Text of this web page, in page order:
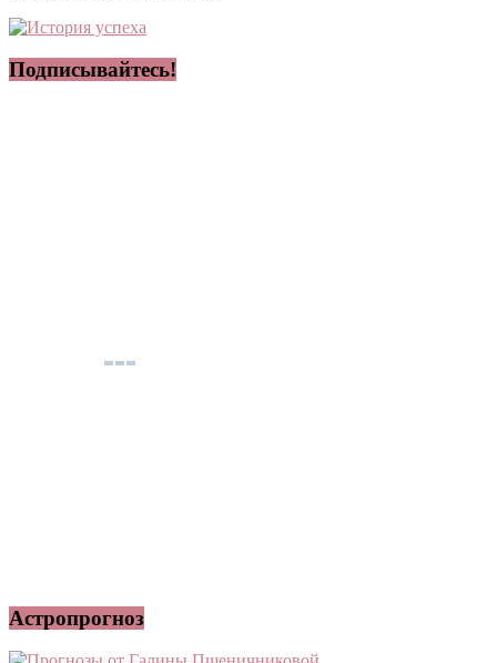
Подписывайтесь!
Астропрогноз